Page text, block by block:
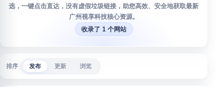
选，一键点击直达，没有虚假垃圾链接，助您高效、安全地获取最新
广州视享科技核心资源。
收录了 1 个网站
排序 发布 更新 浏览